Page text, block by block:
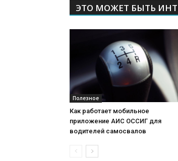
ЭТО МОЖЕТ БЫТЬ
Полезное
Как работает мобильное
приложение АИС ОССИГ для
водителей самосвалов